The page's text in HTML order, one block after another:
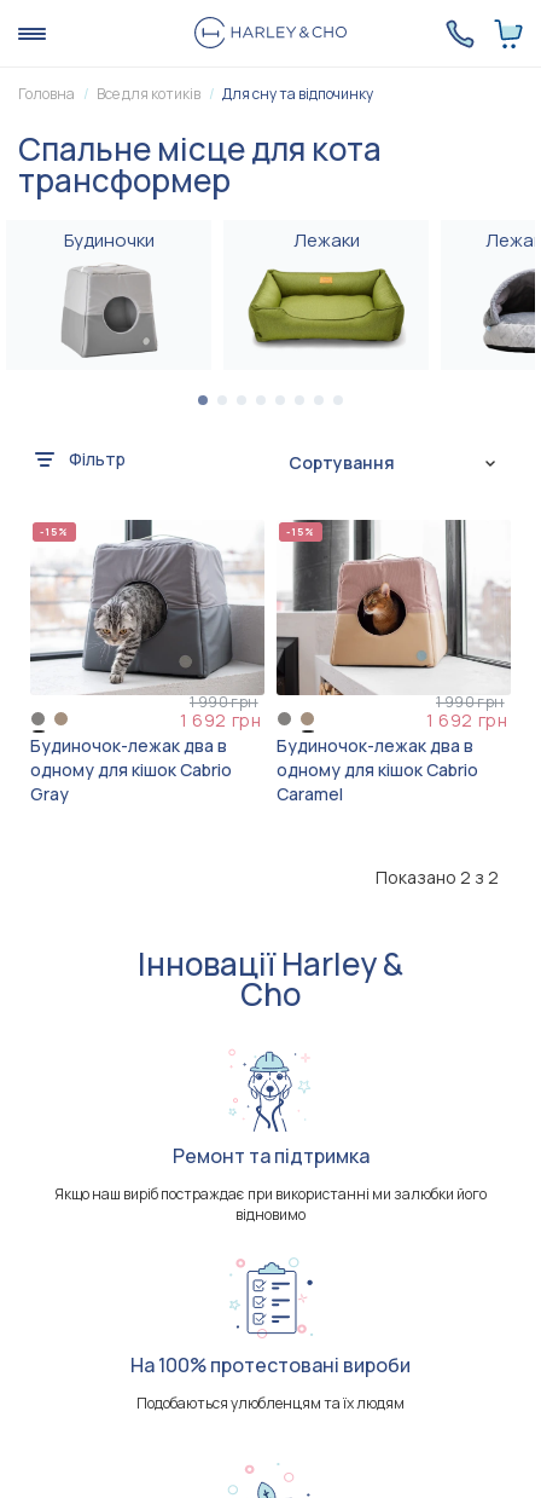
Головна Все для котиків Для сну та відпочинку
Спальне місце для кота
трансформер
Будиночки Лежаки
Фільтр Сортування
-15%
1 990 грн
1 692 грн
Будиночок-лежак два в
одному для кішок Cabrio
Gray
-15%
1 990 грн
1 692 грн
Будиночок-лежак два в
одному для кішок Cabrio
Caramel
Показано 2 з 2
Інновації Harley &
Cho
Ремонт та підтримка
Якщо наш виріб постраждає при використанні ми залюбки його
відновимо
На 100% протестовані вироби
Подобаються улюбленцям та їх людям